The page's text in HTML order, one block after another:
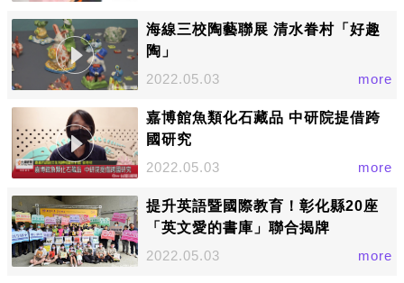
海線三校陶藝聯展 清水眷村「好趣
陶」
2022.05.03
more
嘉博館魚類化石藏品 中研院提借跨
國研究
2022.05.03
more
提升英語暨國際教育！彰化縣20座
「英文愛的書庫」聯合揭牌
2022.05.03
more